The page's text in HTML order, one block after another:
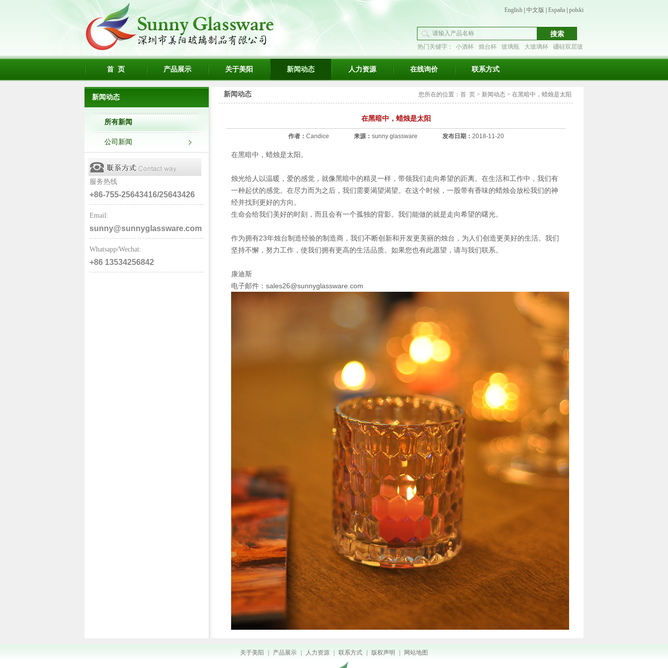
English 中文版 España polski
热门关键字： 小酒杯 烛台杯 玻璃瓶 大玻璃杯
硼硅双层玻
璃
首 页 产品展示 关于美阳 新闻动态 人力资源 在线询价 联系方式
新闻动态
所有新闻
公司新闻
服务热线
+86-755-25643416/25643426
Email:
sunny@sunnyglassware.com
Whatsapp/Wechat:
+86 13534256842
新闻动态 您所在的位置： 首 页 > 新闻动态 > 在黑暗中，蜡烛是太阳
在黑暗中，蜡烛是太阳
作者： Candice 来源： sunny glassware 发布日期： 2018-11-20
在黑暗中，蜡烛是太阳。
烛光给人以温暖，爱的感觉，就像黑暗中的精灵一样，带领我们走向希望的距离。在生活和工作中，我们有
一种起伏的感觉。在尽力而为之后，我们需要渴望渴望。在这个时候，一股带有香味的蜡烛会放松我们的神
经并找到更好的方向。
生命会给我们美好的时刻，而且会有一个孤独的背影。我们能做的就是走向希望的曙光。
作为拥有23年烛台制造经验的制造商，我们不断创新和开发更美丽的烛台，为人们创造更美好的生活。我们
坚持不懈，努力工作，使我们拥有更高的生活品质。如果您也有此愿望，请与我们联系。
康迪斯
电子邮件：sales26@sunnyglassware.com
关于美阳 产品展示 人力资源 联系方式 版权声明 网站地图